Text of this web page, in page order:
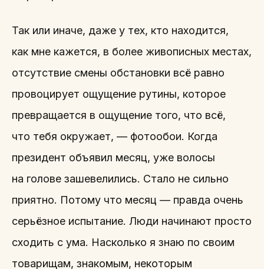
Так или иначе, даже у тех, кто находится,
как мне кажется, в более живописных местах,
отсутствие смены обстановки всё равно
провоцирует ощущение рутины, которое
превращается в ощущение того, что всё,
что тебя окружает, — фотообои. Когда
президент объявил месяц, уже волосы
на голове зашевелились. Стало не сильно
приятно. Потому что месяц — правда очень
серьёзное испытание. Люди начинают просто
сходить с ума. Насколько я знаю по своим
товарищам, знакомым, некоторым